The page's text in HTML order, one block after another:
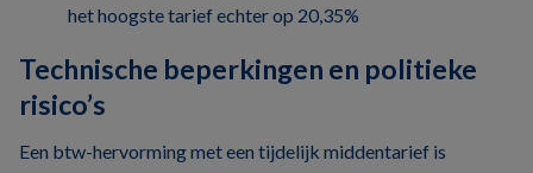
het hoogste tarief echter op 20,35%
Technische beperkingen en politieke
risico’s
Een btw-hervorming met een tijdelijk middentarief is